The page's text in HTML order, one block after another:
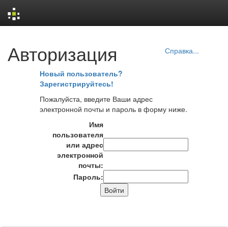
navigation
Авторизация Справка...
Новый пользователь?
Зарегистрируйтесь!
Пожалуйста, введите Ваши адрес
электронной почты и пароль в форму ниже.
Имя
пользователя
или адрес
электронной
почты:
Пароль: